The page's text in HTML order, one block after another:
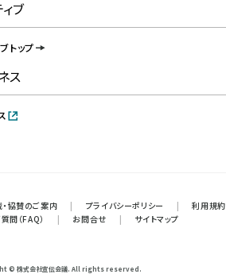
ブ
トップ
ス
協賛のご案内 | プライバシーポリシー | 利用規約
問（FAQ） | お問合せ | サイトマップ
© 株式会社宣伝会議. All rights reserved.